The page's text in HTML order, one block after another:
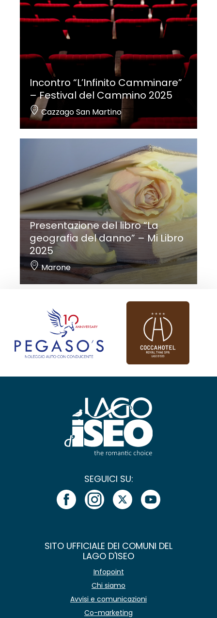
Incontro “L’Infinito Camminare”
– Festival del Cammino 2025
Cazzago San Martino
Presentazione del libro “La
geografia del danno” – Mi Libro
2025
Marone
SEGUICI SU:
SITO UFFICIALE DEI COMUNI DEL
LAGO D'ISEO
Infopoint
Chi siamo
Avvisi e comunicazioni
Co-marketing